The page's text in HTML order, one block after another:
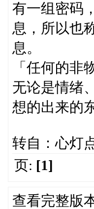
有一组密码
息，所以也
息。
「任何的
无论是情绪
想的出来的
转自：心灯
页: [1]
查看完整版